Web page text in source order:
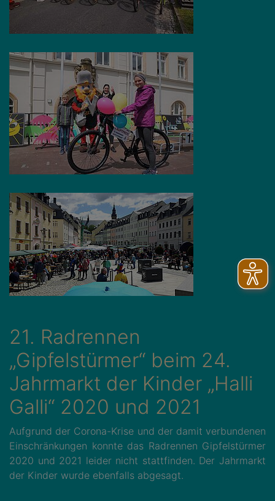
21. Radrennen
„Gipfelstürmer“ beim 24.
Jahrmarkt der Kinder „Halli
Galli“ 2020 und 2021
Aufgrund der Corona-Krise und der damit verbundenen
Einschränkungen konnte das Radrennen Gipfelstürmer
2020 und 2021 leider nicht stattfinden. Der Jahrmarkt
der Kinder wurde ebenfalls abgesagt.